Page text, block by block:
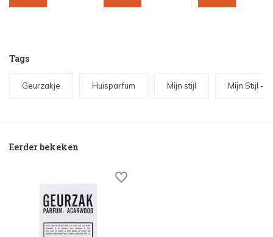
Tags
Geurzakje Huisparfum Mijn stijl Mijn Stijl -
Eerder bekeken